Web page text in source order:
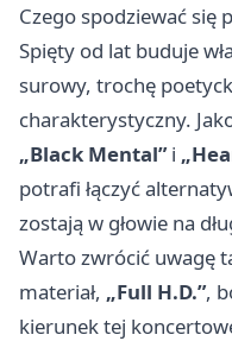
Czego spodziewać się
Spięty od lat buduje
surowy, trochę
charakterystyczny.
„Black Mental”i
potrafi łączyć
zostają w głowie na
Warto zwrócić uwagę
materiał, „Full H.D.”,
kierunek tej